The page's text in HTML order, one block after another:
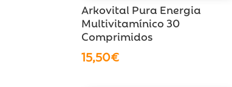
Arkovital Pura Energia
Multivitamínico 30
Comprimidos
15,50€